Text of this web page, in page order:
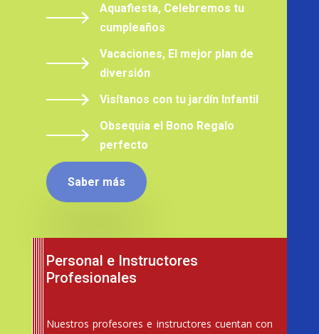
Aquafiesta, Celebremos tu
cumpleaños
Vacaciones, El mejor plan de
diversión
Visítanos con tu jardín Infantil
Obsequia el Bono Regalo
perfecto
Saber más
Personal e Instructores
Profesionales
Nuestros profesores e instructores cuentan con